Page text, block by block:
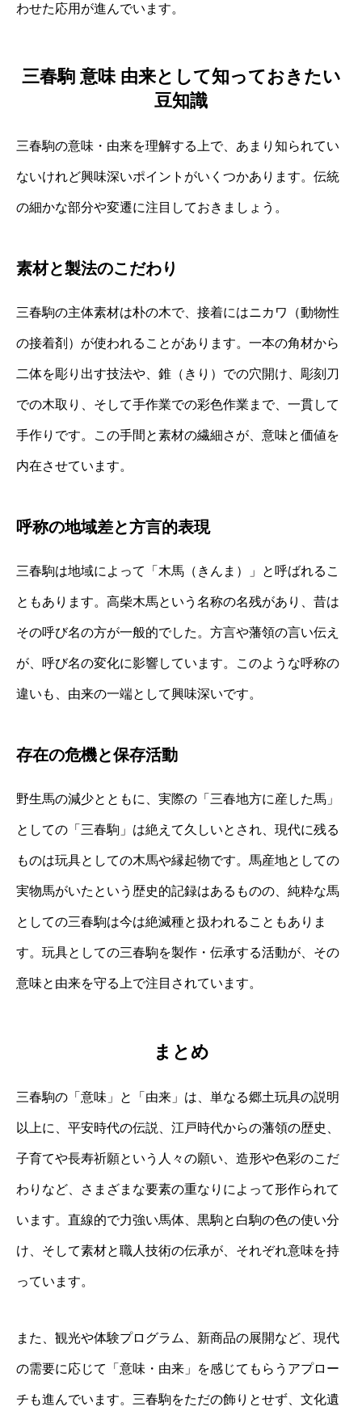
わせた応用が進んでいます。
三春駒 意味 由来として知っておきたい
豆知識
三春駒の意味・由来を理解する上で、あまり知られてい
ないけれど興味深いポイントがいくつかあります。伝統
の細かな部分や変遷に注目しておきましょう。
素材と製法のこだわり
三春駒の主体素材は朴の木で、接着にはニカワ（動物性
の接着剤）が使われることがあります。一本の角材から
二体を彫り出す技法や、錐（きり）での穴開け、彫刻刀
での木取り、そして手作業での彩色作業まで、一貫して
手作りです。この手間と素材の繊細さが、意味と価値を
内在させています。
呼称の地域差と方言的表現
三春駒は地域によって「木馬（きんま）」と呼ばれるこ
ともあります。高柴木馬という名称の名残があり、昔は
その呼び名の方が一般的でした。方言や藩領の言い伝え
が、呼び名の変化に影響しています。このような呼称の
違いも、由来の一端として興味深いです。
存在の危機と保存活動
野生馬の減少とともに、実際の「三春地方に産した馬」
としての「三春駒」は絶えて久しいとされ、現代に残る
ものは玩具としての木馬や縁起物です。馬産地としての
実物馬がいたという歴史的記録はあるものの、純粋な馬
としての三春駒は今は絶滅種と扱われることもありま
す。玩具としての三春駒を製作・伝承する活動が、その
意味と由来を守る上で注目されています。
まとめ
三春駒の「意味」と「由来」は、単なる郷土玩具の説明
以上に、平安時代の伝説、江戸時代からの藩領の歴史、
子育てや長寿祈願という人々の願い、造形や色彩のこだ
わりなど、さまざまな要素の重なりによって形作られて
います。直線的で力強い馬体、黒駒と白駒の色の使い分
け、そして素材と職人技術の伝承が、それぞれ意味を持
っています。
また、観光や体験プログラム、新商品の展開など、現代
の需要に応じて「意味・由来」を感じてもらうアプロー
チも進んでいます。三春駒をただの飾りとせず、文化遺